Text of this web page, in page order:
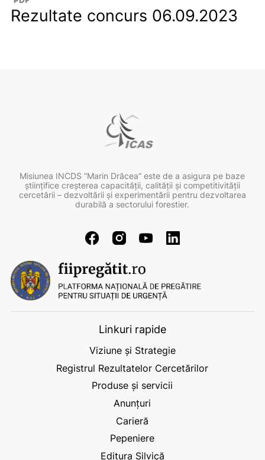
Rezultate concurs 06.09.2023
Misiunea INCDS ”Marin Drăcea” este de a asigura pe baze
ştiinţifice creşterea capacităţii, calităţii şi competitivităţii
cercetării – dezvoltării şi experimentării pentru dezvoltarea
durabilă a sectorului forestier.
Linkuri rapide
Viziune și Strategie
Registrul Rezultatelor Cercetărilor
Produse și servicii
Anunțuri
Carieră
Pepeniere
Editura Silvică